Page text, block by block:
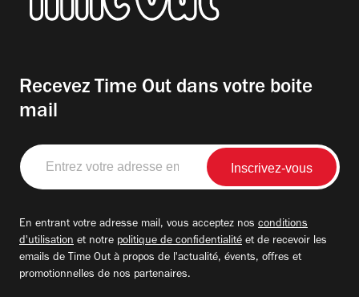
Recevez Time Out dans votre boite
mail
Entrez
votre
adresse
En entrant votre adresse mail, vous acceptez nos conditions
d'utilisation et notre politique de confidentialité et de recevoir les
emails de Time Out à propos de l'actualité, évents, offres et
promotionnelles de nos partenaires.